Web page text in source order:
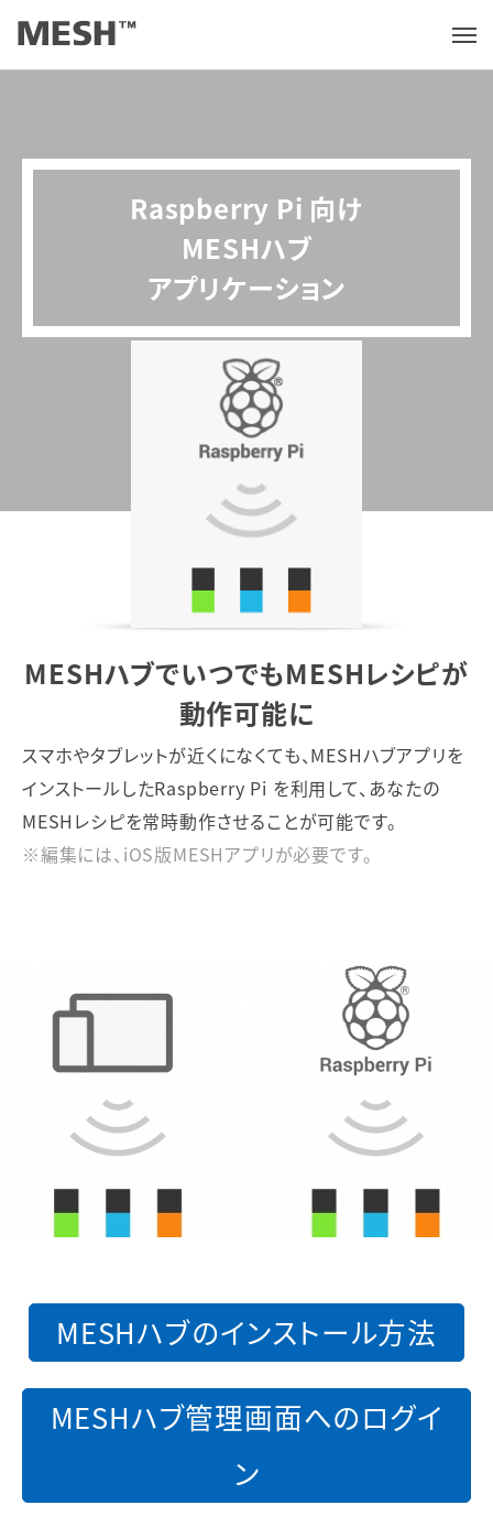
メ
ニ
Raspberry Pi 向け
MESHハブ
アプリケーション
MESHハブでいつでもMESHレシピが
動作可能に
スマホやタブレットが近くになくても、MESHハブアプリを
インストールしたRaspberry Pi を利用して、あなたの
MESHレシピを常時動作させることが可能です。
※編集には、iOS版MESHアプリが必要です。
MESHハブのインストール方法
MESHハブ管理画面へのログイ
ン